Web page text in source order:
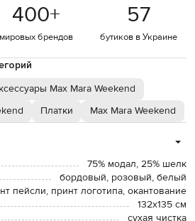
400+
мировых брендов
57
бутиков в Украине
Max Mara Weekend
Платки Max Mara Weekend
75% модал, 25% шелк
бордовый, розовый, белый
пейсли, принт логотипа, окантование
132х135 см